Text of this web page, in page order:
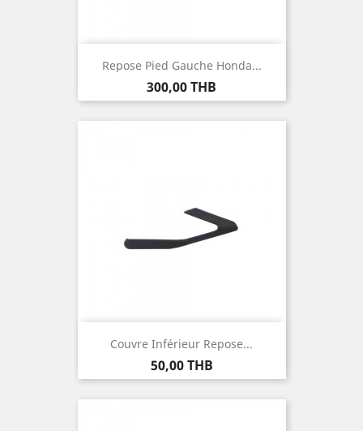
Repose Pied Gauche Honda...
Prix
300,00 THB
Couvre Inférieur Repose...
Prix
50,00 THB